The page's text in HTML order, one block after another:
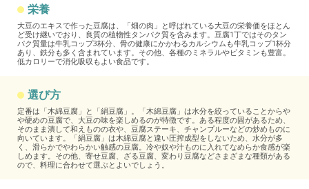
栄養
大豆のエキスで作った豆腐は、「畑の肉」と呼ばれている大豆の栄養価をほとん
ど受け継いでおり、良質の植物性タンパク質を含みます。豆腐1丁ではそのタン
パク質量は牛乳コップ3杯分、骨の健康にかかわるカルシウムも牛乳コップ1杯分
あり、鉄分も多く含まれています。その他、各種のミネラルやビタミンも豊富。
低カロリーで消化吸収もよい食品です。
選び方
定番は「木綿豆腐」と「絹豆腐」。「木綿豆腐」は水分を絞っていることからや
や硬めの豆腐で、大豆の味を楽しめるのが特徴です。ある程度の固があるため、
そのまま潰して和えものの衣や、豆腐ステーキ、チャンプルーなどの炒めものに
向いています。「絹豆腐」は木綿豆腐と違い圧搾成型をしないため、水分が多
く、滑らかでやわらかい触感の豆腐。冷や奴や汁ものに入れてなめらか食感が楽
しめます。その他、寄せ豆腐、ざる豆腐、変わり豆腐などさまざまな種類がある
ので、料理に合わせて選ぶとよいでしょう。